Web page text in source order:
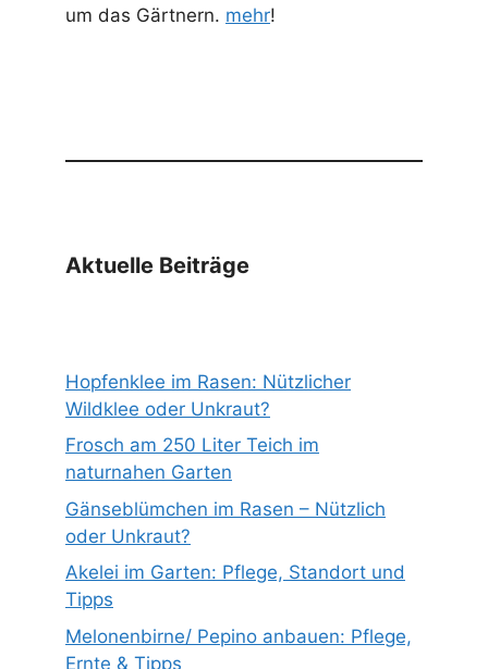
um das Gärtnern. mehr!
Aktuelle Beiträge
Hopfenklee im Rasen: Nützlicher
Wildklee oder Unkraut?
Frosch am 250 Liter Teich im
naturnahen Garten
Gänseblümchen im Rasen – Nützlich
oder Unkraut?
Akelei im Garten: Pflege, Standort und
Tipps
Melonenbirne/ Pepino anbauen: Pflege,
Ernte & Tipps